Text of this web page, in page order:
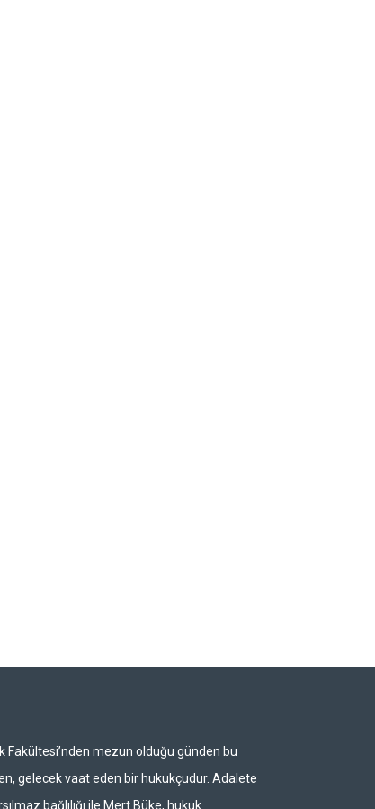
Fakültesi’nden mezun olduğu günden bu
gelecek vaat eden bir hukukçudur. Adalete
bağlılığı ile Mert Büke, hukuk